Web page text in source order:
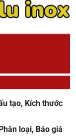
tạo, Kích thước
loại, Báo giá